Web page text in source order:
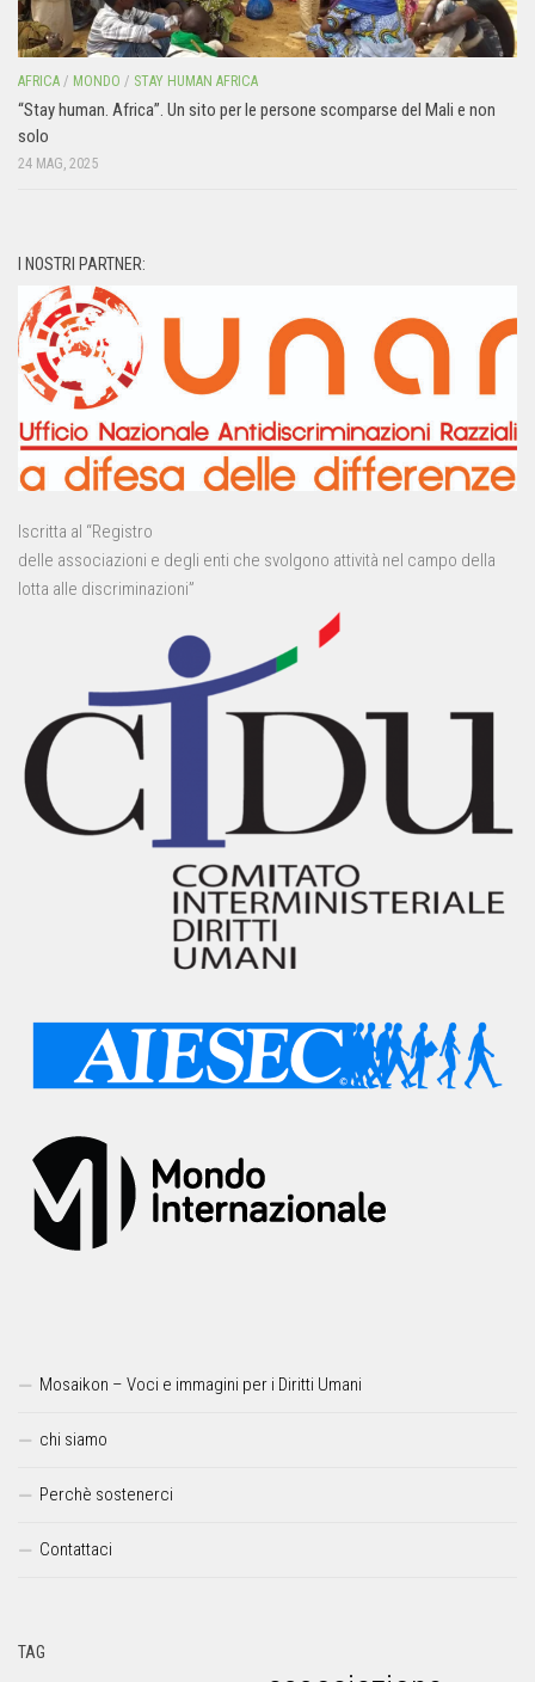
AFRICA / MONDO / STAY HUMAN AFRICA
“Stay human. Africa”. Un sito per le persone scomparse del Mali e non
solo
24 MAG, 2025
I NOSTRI PARTNER:
Iscritta al “Registro
delle associazioni e degli enti che svolgono attività nel campo della
lotta alle discriminazioni”
Mosaikon – Voci e immagini per i Diritti Umani
chi siamo
Perchè sostenerci
Contattaci
TAG